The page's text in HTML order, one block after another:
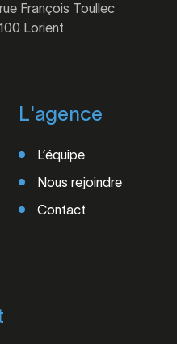
François Toullec
Lorient
L'agence
L’équipe
Nous rejoindre
Contact